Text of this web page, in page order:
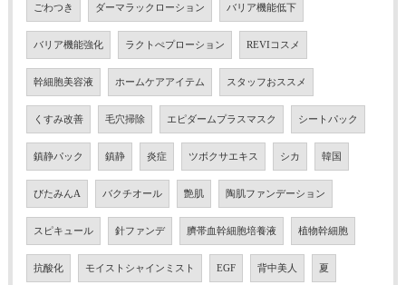
ごわつき ダーマラックローション バリア機能低下
バリア機能強化 ラクトぺプローション REVIコスメ
幹細胞美容液 ホームケアアイテム スタッフおススメ
くすみ改善 毛穴掃除 エピダームプラスマスク シートパック
鎮静パック 鎮静 炎症 ツボクサエキス シカ 韓国
びたみんA バクチオール 艶肌 陶肌ファンデーション
スピキュール 針ファンデ 臍帯血幹細胞培養液 植物幹細胞
抗酸化 モイストシャインミスト EGF 背中美人 夏